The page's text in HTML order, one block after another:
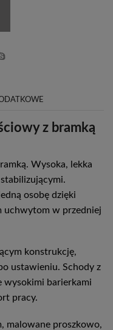
z bramką
Wysoka, lekka
osobę dzięki
uchwytom w przedniej
konstrukcję,
ustawieniu. Schody z
wysokimi barierkami
pracy.
malowane proszkowo,